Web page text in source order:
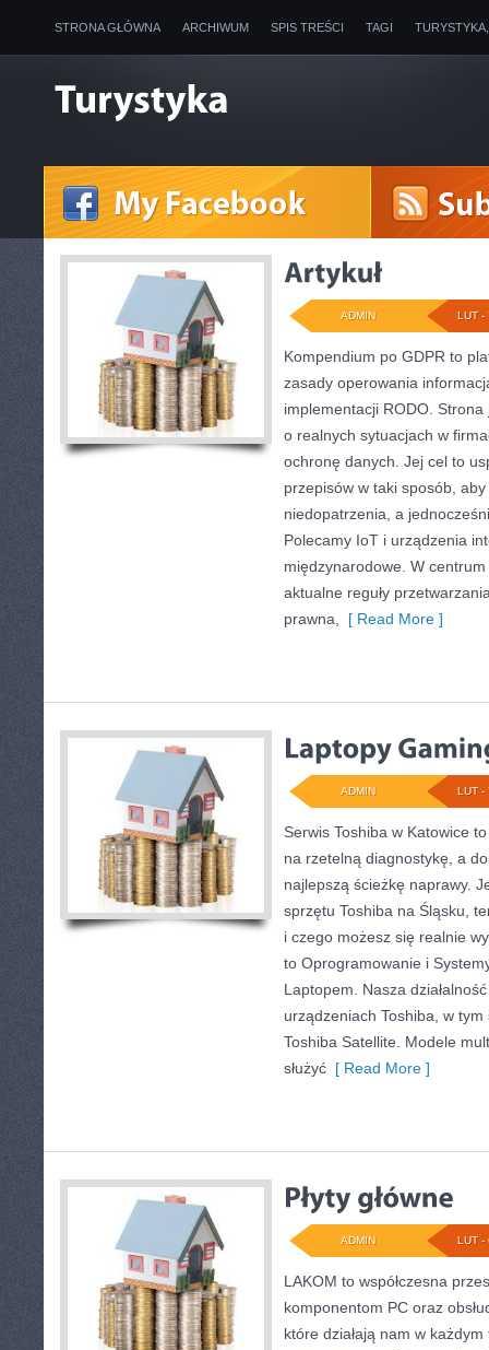
STRONA GŁÓWNA ARCHIWUM SPIS TREŚCI TAGI
LUT -
ADMIN
Kompendium po GDPR to
zasady operowania
implementacji RODO.
o realnych sytuacjach w
ochronę danych. Jej cel to
przepisów w taki sposób,
niedopatrzenia, a
Polecamy IoT i urządzenia
międzynarodowe. W
aktualne reguły
prawna,
[ Read More ]
LUT -
ADMIN
Serwis Toshiba w Katowice
na rzetelną diagnostykę, a
najlepszą ścieżkę naprawy.
sprzętu Toshiba na Śląsku,
i czego możesz się realnie
to Oprogramowanie i
Laptopem. Nasza
urządzeniach Toshiba, w
Toshiba Satellite. Modele
służyć [ Read More ]
LUT -
ADMIN
LAKOM to współczesna
komponentom PC oraz
które działają nam w